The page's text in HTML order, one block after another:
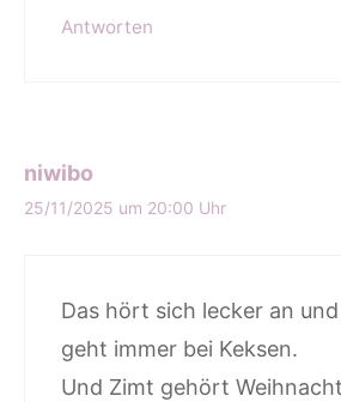
Antworten
niwibo
25/11/2025 um 20:00 Uhr
Das hört sich lecker an
geht immer bei Keksen.
Und Zimt gehört